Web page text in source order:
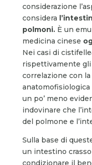
considerazione
considera
polmoni.È un
medicina cinese
Nei casi di
rispettivamente
correlazione con
un po’ meno
indovinare che
del polmone e
Sulla base di
un intestino
condizionare il